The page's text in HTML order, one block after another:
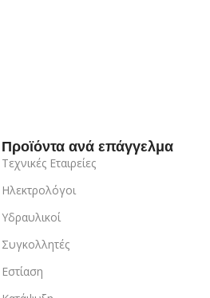
Προϊόντα ανά επάγγελμα
Τεχνικές Εταιρείες
Ηλεκτρολόγοι
Υδραυλικοί
Συγκολλητές
Εστίαση